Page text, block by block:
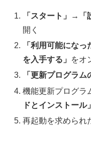
「スタート」 → 「
開く
「利用可能にな
を入手する」
をオ
「更新プログラム
機能更新プログラ
ドとインストール」
再起動を求められ